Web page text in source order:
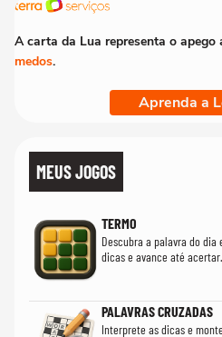
A carta da Lua representa o apego
medos.
Aprenda a
MEUS JOGOS
TERMO
Descubra a palavra do dia
dicas e avance até acertar.
PALAVRAS CRUZADAS
Interprete as dicas e